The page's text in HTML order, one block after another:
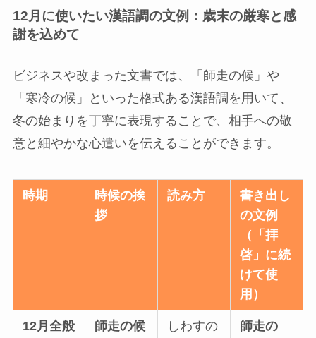
12月に使いたい漢語調の文例 ：歳末の厳寒と感
謝を込めて
ビジネスや改まった文書では、「師走の候」や
「寒冷の候」といった格式ある漢語調を用いて、
冬の始まりを丁寧に表現することで、相手への敬
意と細やかな心遣いを伝えることができます。
時期
時候の挨
拶
読み方
書き出し
の文例
（「拝
啓」に続
けて使
用）
12月全般 師走の候
しわすの
師走の